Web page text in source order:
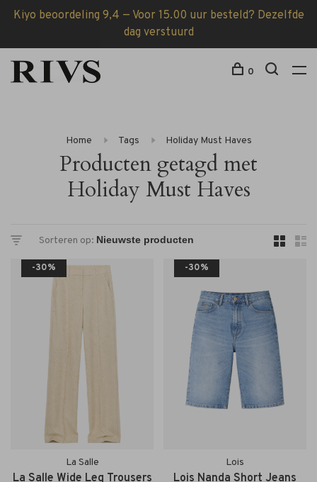
Kiyo beoordeling 9,4 — Voor 15.00 uur besteld? Dezelfde
dag verstuurd
0
Home Tags Holiday Must Haves
Producten getagd met
Holiday Must Haves
Sorteren op:
-30%
La Salle
La Salle Wide Leg Trousers
-30%
Lois
Lois Nanda Short Jeans